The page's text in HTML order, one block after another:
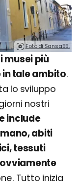
Foto di Sansa55.
musei più
tale ambito.
lo sviluppo
nostri
include
abiti
tessuti
Tutto inizia